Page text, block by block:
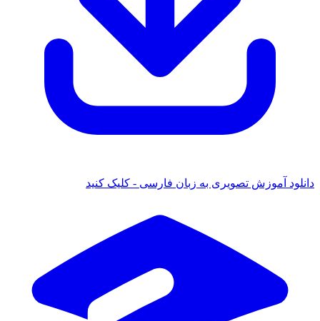
آموزش تصویری به زبان فارسی - کلیک کنید